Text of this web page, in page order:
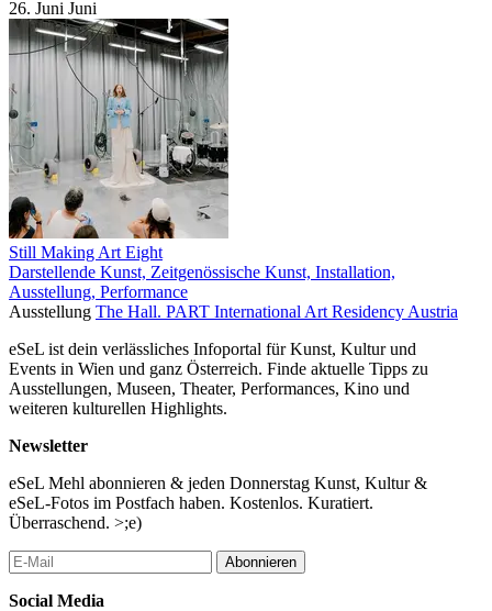
26. Juni Juni
Still Making Art Eight
Darstellende Kunst, Zeitgenössische Kunst, Installation,
Ausstellung, Performance
Ausstellung The Hall. PART International Art Residency Austria
eSeL ist dein verlässliches Infoportal für Kunst, Kultur und
Events in Wien und ganz Österreich. Finde aktuelle Tipps zu
Ausstellungen, Museen, Theater, Performances, Kino und
weiteren kulturellen Highlights.
Newsletter
eSeL Mehl abonnieren & jeden Donnerstag Kunst, Kultur &
eSeL-Fotos im Postfach haben. Kostenlos. Kuratiert.
Überraschend. >;e)
Abonnieren
Social Media